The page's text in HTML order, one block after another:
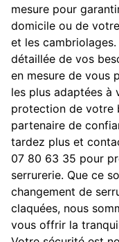
mesure pour
domicile ou de
et les
détaillée de vos
en mesure de vous
les plus adaptées à
protection de votre
partenaire de
tardez plus et
07 80 63 35 pour
serrurerie. Que ce
changement de
claquées, nous
vous offrir la